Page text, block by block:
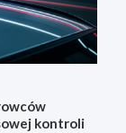
kontroli